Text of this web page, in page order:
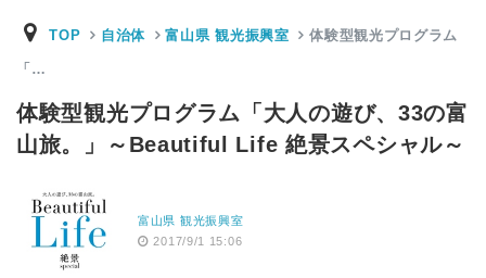
TOP 自治体 富山県 観光振興室 体験型観光プログラム
「…
体験型観光プログラム「大人の遊び、33の富
山旅。」～Beautiful Life 絶景スペシャル～
富山県 観光振興室
2017/9/1 15:06